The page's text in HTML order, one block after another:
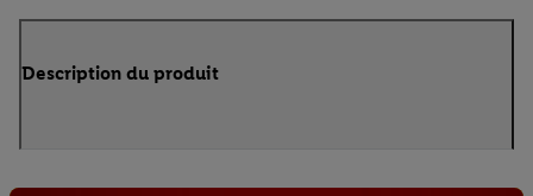
Description du produit